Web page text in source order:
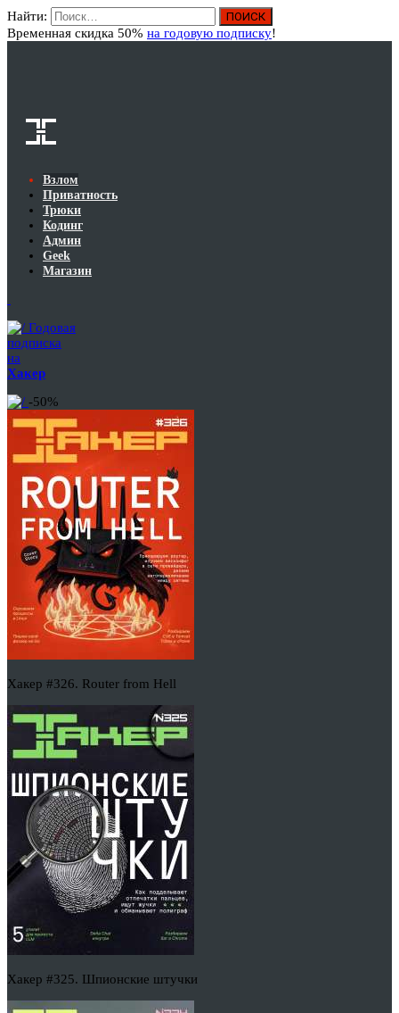
Найти:
Временная скидка 50% на годовую подписку!
Взлом
Приватность
Трюки
Кодинг
Админ
Geek
Магазин
Годовая
подписка
на
Хакер
-50%
Хакер #326. Router from Hell
Хакер #325. Шпионские штучки